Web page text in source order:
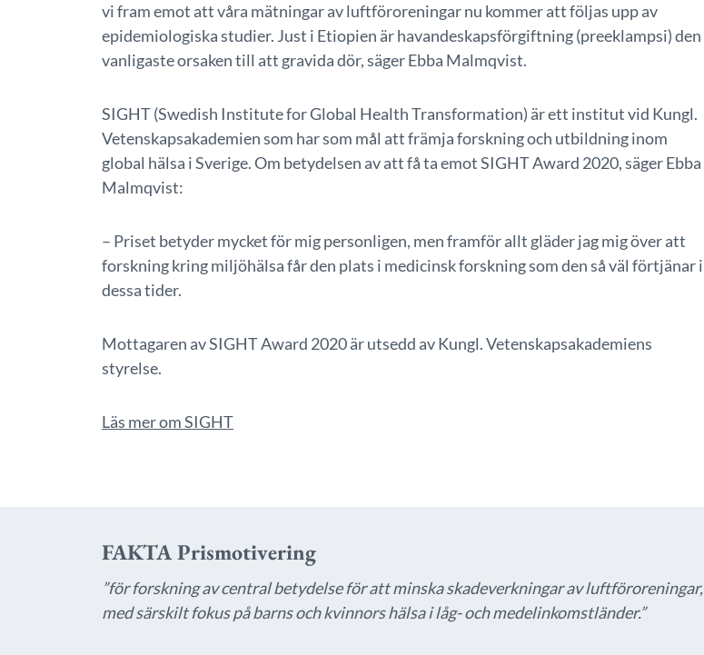
vi fram emot att våra mätningar av luftföroreningar nu kommer att följas upp av
epidemiologiska studier. Just i Etiopien är havandeskapsförgiftning (preeklampsi) den
vanligaste orsaken till att gravida dör, säger Ebba Malmqvist.
SIGHT (Swedish Institute for Global Health Transformation) är ett institut vid Kungl.
Vetenskapsakademien som har som mål att främja forskning och utbildning inom
global hälsa i Sverige. Om betydelsen av att få ta emot SIGHT Award 2020, säger Ebba
Malmqvist:
– Priset betyder mycket för mig personligen, men framför allt gläder jag mig över att
forskning kring miljöhälsa får den plats i medicinsk forskning som den så väl förtjänar i
dessa tider.
Mottagaren av SIGHT Award 2020 är utsedd av Kungl. Vetenskapsakademiens
styrelse.
Läs mer om SIGHT
FAKTA Prismotivering
”för forskning av central betydelse för att minska skadeverkningar av luftföroreningar,
med särskilt fokus på barns och kvinnors hälsa i låg- och medelinkomstländer.”